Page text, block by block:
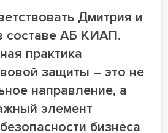
Дмитрия и
составе АБ КИАП.
практика
защиты – это не
направление, а
элемент
бизнеса